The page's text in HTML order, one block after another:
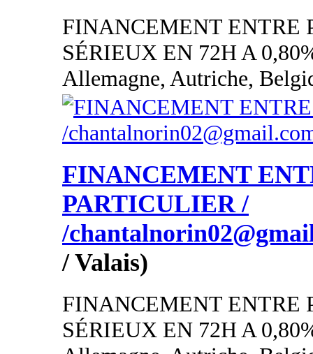
FINANCEMENT ENTRE
SÉRIEUX EN 72H A
Allemagne, Autriche,
FINANCEMENT
PARTICULIER /
/
/ Valais)
FINANCEMENT ENTRE
SÉRIEUX EN 72H A